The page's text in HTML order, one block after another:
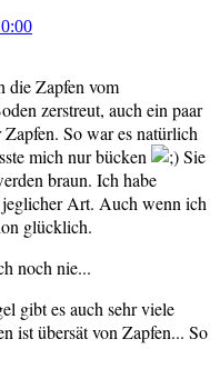
die Zapfen vom
zerstreut, auch ein paar
So war es natürlich
mich nur bücken
Sie
braun. Ich habe
Art. Auch wenn ich
glücklich.
noch nie...
gibt es auch sehr viele
ist übersät von Zapfen... So